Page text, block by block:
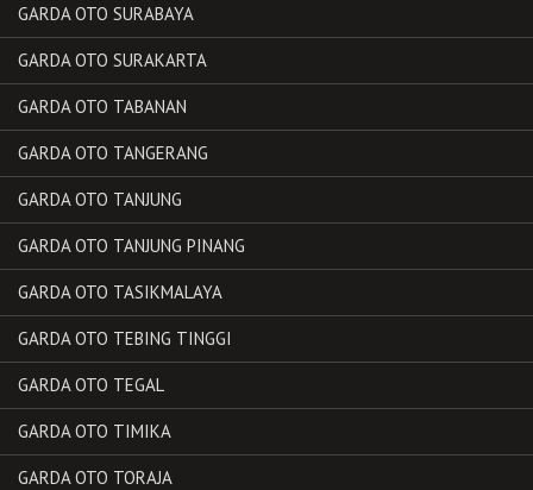
GARDA OTO SURABAYA
GARDA OTO SURAKARTA
GARDA OTO TABANAN
GARDA OTO TANGERANG
GARDA OTO TANJUNG
GARDA OTO TANJUNG PINANG
GARDA OTO TASIKMALAYA
GARDA OTO TEBING TINGGI
GARDA OTO TEGAL
GARDA OTO TIMIKA
GARDA OTO TORAJA